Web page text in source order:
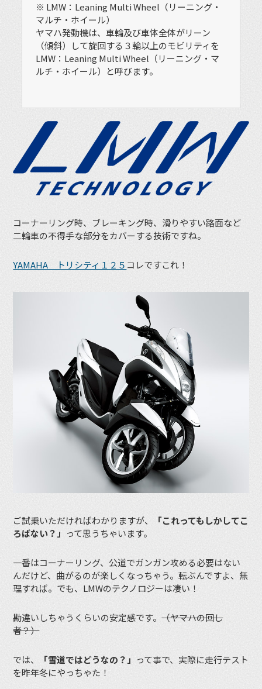
※ LMW：Leaning Multi Wheel（リーニング・
マルチ・ホイール）
ヤマハ発動機は、車輪及び車体全体がリーン
（傾斜）して旋回する３輪以上のモビリティを
LMW：Leaning Multi Wheel（リーニング・マ
ルチ・ホイール）と呼びます。
コーナーリング時、ブレーキング時、滑りやすい路面など
二輪車の不得手な部分をカバーする技術ですね。
YAMAHA トリシティ１２５ コレですこれ！
ご試乗いただければわかりますが、
「これってもしかしてこ
ろばない？」 って思うちゃいます。
一番はコーナーリング、公道でガンガン攻める必要はない
んだけど、曲がるのが楽しくなっちゃう。転ぶんですよ、無
理すれば。でも、LMWのテクノロジーは凄い！
勘違いしちゃうくらいの安定感です。（ヤマハの回し
者？）
では、 「雪道ではどうなの？」 って事で、実際に走行テスト
を昨年冬にやっちゃた！